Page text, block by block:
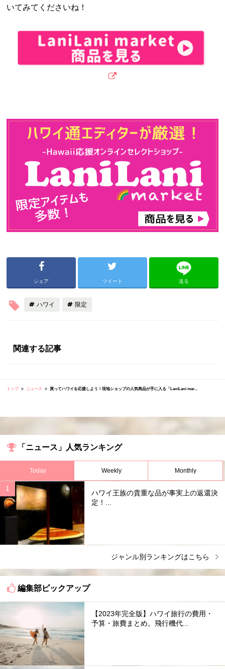
いてみてくださいね！
シェア ツイート 送る
ハワイ 限定
関連する記事
トップ ニュース 買ってハワイを応援しよう！現地ショップの人気商品が手に入る「LaniLani mar...
「ニュース」人気ランキング
Today Weekly Monthly
ハワイ王族の貴重な品が事実上の返還決
定！...
ジャンル別ランキングはこちら
編集部ピックアップ
【2023年完全版】ハワイ旅行の費用・
予算・旅費まとめ。飛行機代...